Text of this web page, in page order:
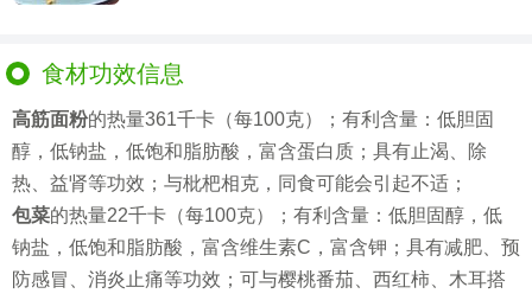
食材功效信息
高筋面粉的热量361千卡（每100克）；有利含量：低胆固
醇，低钠盐，低饱和脂肪酸，富含蛋白质；具有止渴、除
热、益肾等功效；与枇杷相克，同食可能会引起不适；
包菜的热量22千卡（每100克）；有利含量：低胆固醇，低
钠盐，低饱和脂肪酸，富含维生素C，富含钾；具有减肥、预
防感冒、消炎止痛等功效；可与樱桃番茄、西红柿、木耳搭